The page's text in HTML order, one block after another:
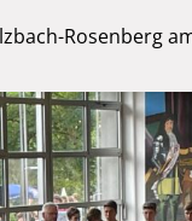
Rosenberg